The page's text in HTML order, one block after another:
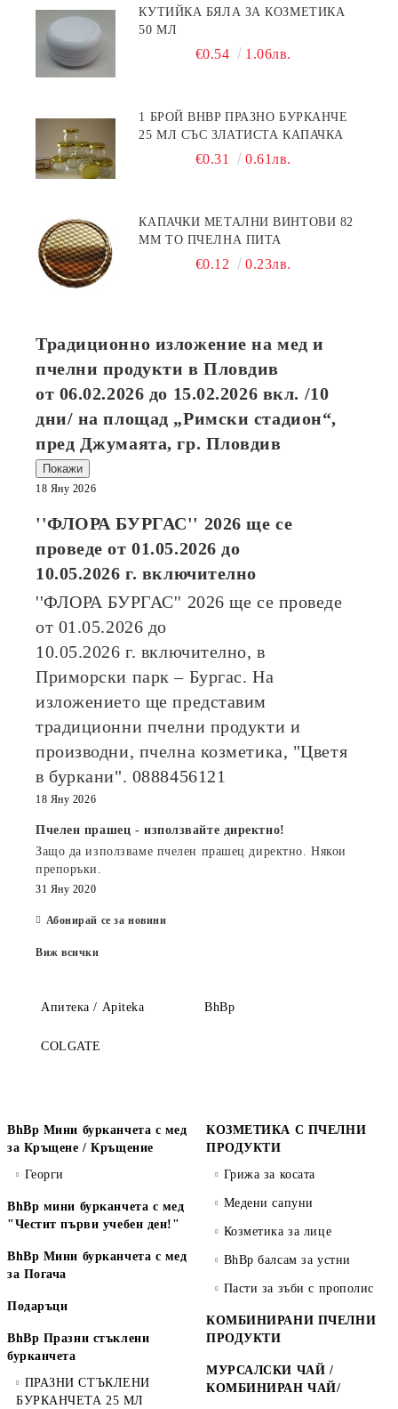
КУТИЙКА БЯЛА ЗА КОЗМЕТИКА
50 МЛ
€0.54 1.06лв.
1 БРОЙ BHBP ПРАЗНО БУРКАНЧЕ
25 МЛ СЪС ЗЛАТИСТА КАПАЧКА
€0.31 0.61лв.
КАПАЧКИ МЕТАЛНИ ВИНТОВИ 82
ММ ТО ПЧЕЛНА ПИТА
€0.12 0.23лв.
Традиционно изложение на мед и
пчелни продукти в Пловдив
от 06.02.2026 до 15.02.2026 вкл. /10
дни/ на площад „Римски стадион“,
пред Джумаята, гр. Пловдив
Покажи
18 Яну 2026
''ФЛОРА БУРГАС'' 2026ще се
проведе от01.05.2026 до
10.05.2026 г. включително
''ФЛОРА БУРГАС'' 2026ще се проведе
от 01.05.2026 до
10.05.2026 г. включително, в
Приморски парк – Бургас. На
изложението ще представим
традиционни пчелни продукти и
производни, пчелна козметика, "Цветя
в буркани". 0888456121
18 Яну 2026
Пчелен прашец - използвайте директно!
Защо да използваме пчелен прашец директно. Някои
препоръки.
31 Яну 2020
Абонирай се за новини
Виж всички
Апитека / Apiteka BhBp
COLGATE
BhBp Мини бурканчета с мед
за Кръщене / Кръщение
Георги
BhBp мини бурканчета с мед
"Честит първи учебен ден!"
BhBp Мини бурканчета с мед
за Погача
Подаръци
BhBp Празни стъклени
бурканчета
ПРАЗНИ СТЪКЛЕНИ
БУРКАНЧЕТА 25 МЛ
КОЗМЕТИКА С ПЧЕЛНИ
ПРОДУКТИ
Грижа за косата
Медени сапуни
Козметика за лице
BhBp балсам за устни
Пасти за зъби с прополис
КОМБИНИРАНИ ПЧЕЛНИ
ПРОДУКТИ
МУРСАЛСКИ ЧАЙ /
КОМБИНИРАН ЧАЙ/